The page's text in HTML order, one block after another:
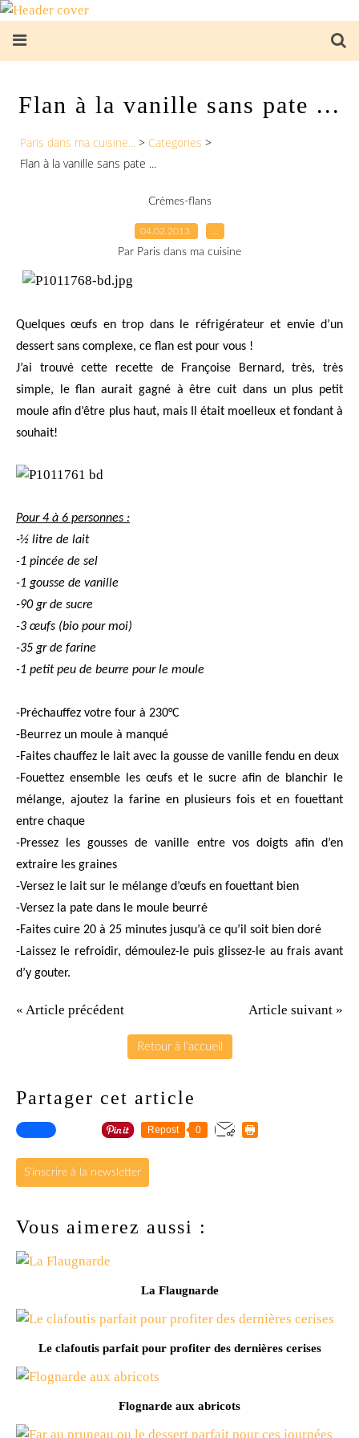
Flan à la vanille sans pate ...
Paris dans ma cuisine... > Categories >
Flan à la vanille sans pate ...
Crèmes-flans
04.02.2013
Par Paris dans ma cuisine
Quelques œufs en trop dans le réfrigérateur et envie d’un
dessert sans complexe, ce flan est pour vous !
J’ai trouvé cette recette de Françoise Bernard, très, très
simple, le flan aurait gagné à être cuit dans un plus petit
moule afin d’être plus haut, mais Il était moelleux et fondant à
souhait!
Pour 4 à 6 personnes :
-½ litre de lait
-1 pincée de sel
-1 gousse de vanille
-90 gr de sucre
-3 œufs (bio pour moi)
-35 gr de farine
-1 petit peu de beurre pour le moule
-Préchauffez votre four à 230°C
-Beurrez un moule à manqué
-Faites chauffez le lait avec la gousse de vanille fendu en deux
-Fouettez ensemble les œufs et le sucre afin de blanchir le
mélange, ajoutez la farine en plusieurs fois et en fouettant
entre chaque
-Pressez les gousses de vanille entre vos doigts afin d’en
extraire les graines
-Versez le lait sur le mélange d’œufs en fouettant bien
-Versez la pate dans le moule beurré
-Faites cuire 20 à 25 minutes jusqu’à ce qu’il soit bien doré
-Laissez le refroidir, démoulez-le puis glissez-le au frais avant
d’y gouter.
« Article précédent Article suivant »
Retour à l'accueil
Partager cet article
Repost 0
S'inscrire à la newsletter
Vous aimerez aussi :
La Flaugnarde
Le clafoutis parfait pour profiter des dernières cerises
Flognarde aux abricots